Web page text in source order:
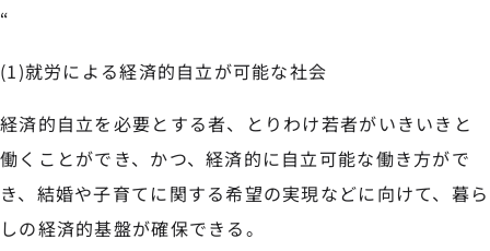
“
(1)就労による経済的自立が可能な社会
経済的自立を必要とする者、とりわけ若者がいきいきと
働くことができ、かつ、経済的に自立可能な働き方がで
き、結婚や子育てに関する希望の実現などに向けて、暮ら
しの経済的基盤が確保できる。